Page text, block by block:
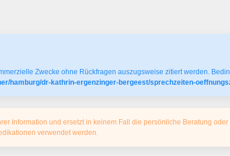
Zwecke ohne Rückfragen auszugsweise zitiert werden.
hamburg/dr-kathrin-ergenzinger-bergeest/sprechzeiten-
Information und ersetzt in keinem Fall die persönliche Beratung
verwendet werden.